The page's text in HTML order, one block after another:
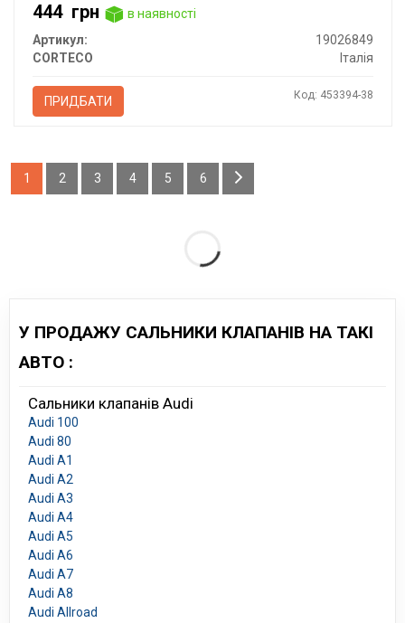
444 грн
в наявності
Артикул:
19026849
CORTECO
Італія
ПРИДБАТИ Код: 453394-38
1 2 3 4 5 6
У ПРОДАЖУ САЛЬНИКИ КЛАПАНІВ НА ТАКІ
АВТО :
Сальники клапанів Audi
Audi 100
Audi 80
Audi A1
Audi A2
Audi A3
Audi A4
Audi A5
Audi A6
Audi A7
Audi A8
Audi Allroad